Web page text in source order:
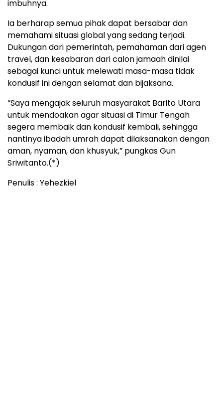
imbuhnya.
Ia berharap semua pihak dapat bersabar dan
memahami situasi global yang sedang terjadi.
Dukungan dari pemerintah, pemahaman dari agen
travel, dan kesabaran dari calon jamaah dinilai
sebagai kunci untuk melewati masa-masa tidak
kondusif ini dengan selamat dan bijaksana.
“Saya mengajak seluruh masyarakat Barito Utara
untuk mendoakan agar situasi di Timur Tengah
segera membaik dan kondusif kembali, sehingga
nantinya ibadah umrah dapat dilaksanakan dengan
aman, nyaman, dan khusyuk,” pungkas Gun
Sriwitanto.(*)
Penulis : Yehezkiel